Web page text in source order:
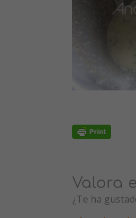
Valora
¿Te ha